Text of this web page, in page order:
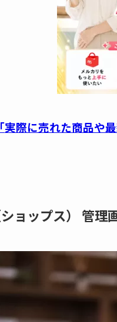
実際に売れた商品や最
ョップス） 管理